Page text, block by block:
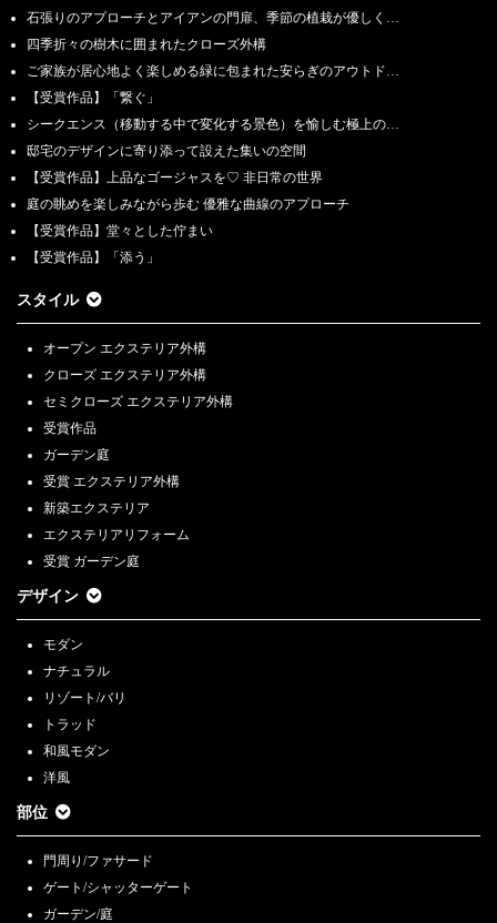
石張りのアプローチとアイアンの門扉、季節の植栽が優しく…
四季折々の樹木に囲まれたクローズ外構
ご家族が居心地よく楽しめる緑に包まれた安らぎのアウトド…
【受賞作品】「繋ぐ」
シークエンス（移動する中で変化する景色）を愉しむ極上の…
邸宅のデザインに寄り添って設えた集いの空間
【受賞作品】上品なゴージャスを♡ 非日常の世界
庭の眺めを楽しみながら歩む 優雅な曲線のアプローチ
【受賞作品】堂々とした佇まい
【受賞作品】「添う」
スタイル
オープン エクステリア外構
クローズ エクステリア外構
セミクローズ エクステリア外構
受賞作品
ガーデン庭
受賞 エクステリア外構
新築エクステリア
エクステリアリフォーム
受賞 ガーデン庭
デザイン
モダン
ナチュラル
リゾート/バリ
トラッド
和風モダン
洋風
部位
門周り/ファサード
ゲート/シャッターゲート
ガーデン/庭